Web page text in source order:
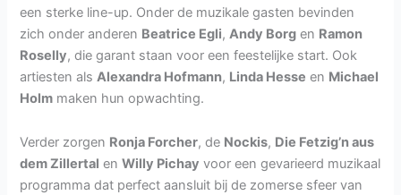
een sterke line-up. Onder de muzikale gasten bevinden
zich onder anderen Beatrice Egli,Andy Borg en Ramon
Roselly, die garant staan voor een feestelijke start. Ook
artiesten alsAlexandra Hofmann, Linda Hesse en Michael
Holm maken hun opwachting.
Verder zorgen Ronja Forcher, de Nockis, Die Fetzig’n aus
dem Zillertal enWilly Pichay voor een gevarieerd muzikaal
programma dat perfect aansluit bij de zomerse sfeer van